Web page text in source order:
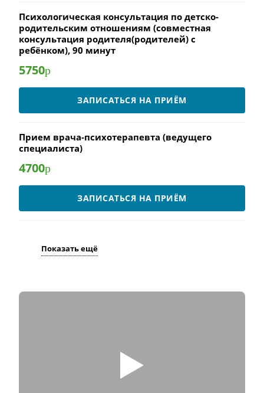
Психологическая консультация по детско-
родительским отношениям (совместная
консультация родителя(родителей) с
ребёнком), 90 минут
5750р
ЗАПИСАТЬСЯ НА ПРИЁМ
Прием врача-психотерапевта (ведущего
специалиста)
4700р
ЗАПИСАТЬСЯ НА ПРИЁМ
Показать ещё